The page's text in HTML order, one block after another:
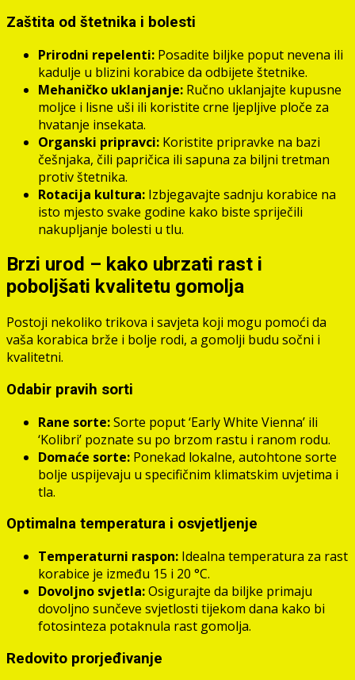
Zaštita od štetnika i bolesti
Prirodni repelenti: Posadite biljke poput nevena ili
kadulje u blizini korabice da odbijete štetnike.
Mehaničko uklanjanje: Ručno uklanjajte kupusne
moljce i lisne uši ili koristite crne ljepljive ploče za
hvatanje insekata.
Organski pripravci: Koristite pripravke na bazi
češnjaka, čili papričica ili sapuna za biljni tretman
protiv štetnika.
Rotacija kultura: Izbjegavajte sadnju korabice na
isto mjesto svake godine kako biste spriječili
nakupljanje bolesti u tlu.
Brzi urod – kako ubrzati rast i
poboljšati kvalitetu gomolja
Postoji nekoliko trikova i savjeta koji mogu pomoći da
vaša korabica brže i bolje rodi, a gomolji budu sočni i
kvalitetni.
Odabir pravih sorti
Rane sorte:Sorte poput ‘Early White Vienna’ ili
‘Kolibri’ poznate su po brzom rastu i ranom rodu.
Domaće sorte: Ponekad lokalne, autohtone sorte
bolje uspijevaju u specifičnim klimatskim uvjetima i
tla.
Optimalna temperatura i osvjetljenje
Temperaturni raspon: Idealna temperatura za rast
korabice je između 15 i 20 °C.
Dovoljno svjetla:Osigurajte da biljke primaju
dovoljno sunčeve svjetlosti tijekom dana kako bi
fotosinteza potaknula rast gomolja.
Redovito prorjeđivanje